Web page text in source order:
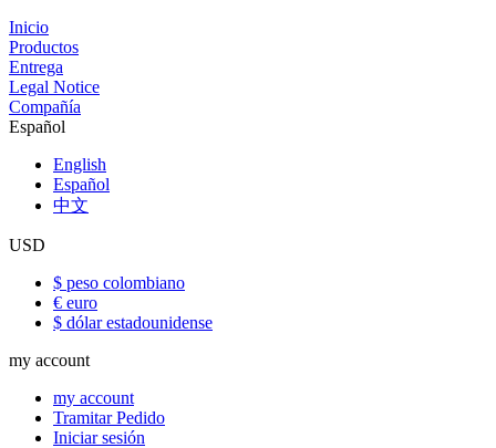
Inicio
Productos
Entrega
Legal Notice
Compañía
Español
English
Español
中文
USD
$ peso colombiano
€ euro
$ dólar estadounidense
my account
my account
Tramitar Pedido
Iniciar sesión